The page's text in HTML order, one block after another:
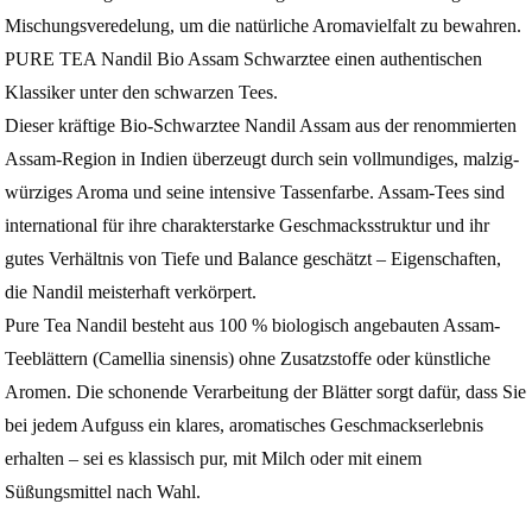
Mischungsveredelung, um die natürliche Aromavielfalt zu bewahren.
PURE TEA Nandil Bio Assam Schwarztee einen authentischen
Klassiker unter den schwarzen Tees.
Dieser kräftige Bio-Schwarztee Nandil Assam aus der renommierten
Assam-Region in Indien überzeugt durch sein vollmundiges, malzig-
würziges Aroma und seine intensive Tassenfarbe. Assam-Tees sind
international für ihre charakterstarke Geschmacksstruktur und ihr
gutes Verhältnis von Tiefe und Balance geschätzt – Eigenschaften,
die Nandil meisterhaft verkörpert.
Pure Tea Nandil besteht aus 100 % biologisch angebauten Assam-
Teeblättern (Camellia sinensis) ohne Zusatzstoffe oder künstliche
Aromen. Die schonende Verarbeitung der Blätter sorgt dafür, dass Sie
bei jedem Aufguss ein klares, aromatisches Geschmackserlebnis
erhalten – sei es klassisch pur, mit Milch oder mit einem
Süßungsmittel nach Wahl.